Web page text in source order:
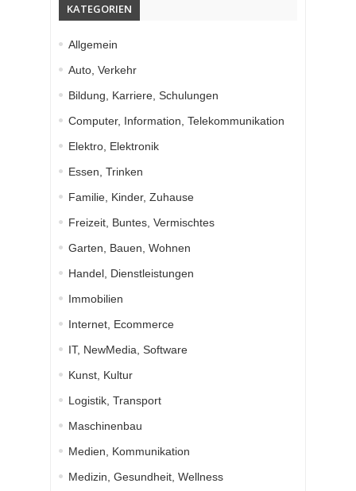
KATEGORIEN
Allgemein
Auto, Verkehr
Bildung, Karriere, Schulungen
Computer, Information, Telekommunikation
Elektro, Elektronik
Essen, Trinken
Familie, Kinder, Zuhause
Freizeit, Buntes, Vermischtes
Garten, Bauen, Wohnen
Handel, Dienstleistungen
Immobilien
Internet, Ecommerce
IT, NewMedia, Software
Kunst, Kultur
Logistik, Transport
Maschinenbau
Medien, Kommunikation
Medizin, Gesundheit, Wellness